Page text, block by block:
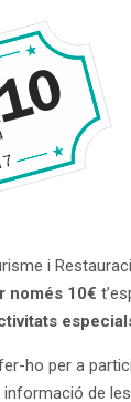
i
només 10€
ho per a
informació de